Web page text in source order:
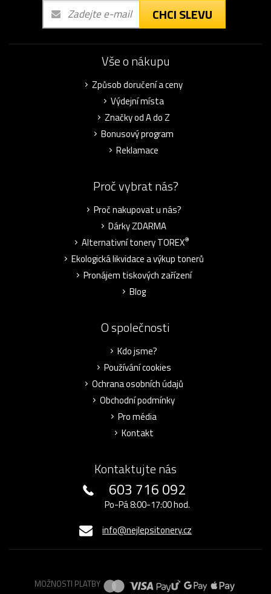
CHCI SLEVU
Vše o nákupu
Způsob doručení a ceny
Výdejní místa
Značky od A do Z
Bonusový program
Reklamace
Proč vybrat nás?
Proč nakupovat u nás?
Dárky ZDARMA
Alternativní tonery TOREX®
Ekologická likvidace a výkup tonerů
Pronájem tiskových zařízení
Blog
O společnosti
Kdo jsme?
Používání cookies
Ochrana osobních údajů
Obchodní podmínky
Pro média
Kontakt
Kontaktujte nás
603 716 092
Po-Pá 8:00-17:00 hod.
info@nejlepsitonery.cz
MOŽNOSTI PLATBY